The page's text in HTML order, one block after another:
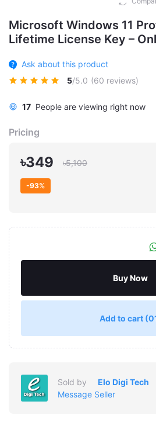
Microsoft Windows 11
Lifetime License Key –
Ask about this product
5/5.0 (60 reviews)
17 People are viewing right now
Pricing
৳349 ৳5,100
-93%
Buy Now
Add to cart
Sold by
Elo Digi Tech
Message Seller